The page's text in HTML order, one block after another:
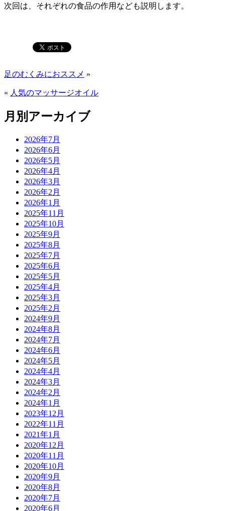
次回は、それぞれの食品の作用なども説明します。
足のむくみにおススメ »
« 人気のマッサージオイル
月別アーカイブ
2026年7月
2026年6月
2026年5月
2026年4月
2026年3月
2026年2月
2026年1月
2025年11月
2025年10月
2025年9月
2025年8月
2025年7月
2025年6月
2025年5月
2025年4月
2025年3月
2025年2月
2024年9月
2024年8月
2024年7月
2024年6月
2024年5月
2024年4月
2024年3月
2024年2月
2024年1月
2023年12月
2022年11月
2021年1月
2020年12月
2020年11月
2020年10月
2020年9月
2020年8月
2020年7月
2020年6月